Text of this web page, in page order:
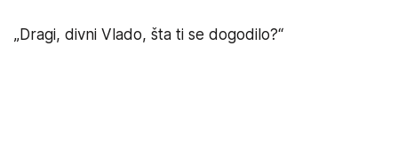
„Dragi, divni Vlado, šta ti se dogodilo?“